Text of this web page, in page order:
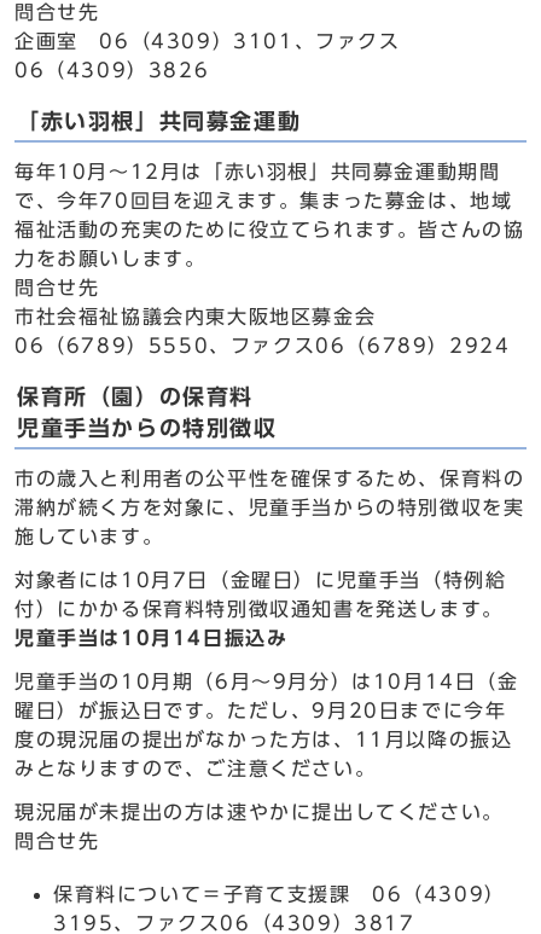
問合せ先
企画室 06（4309）3101、ファクス
06（4309）3826
「赤い羽根」共同募金運動
毎年10月～12月は「赤い羽根」共同募金運動期間
で、今年70回目を迎えます。集まった募金は、地域
福祉活動の充実のために役立てられます。皆さんの協
力をお願いします。
問合せ先
市社会福祉協議会内東大阪地区募金会
06（6789）5550、ファクス06（6789）2924
保育所（園）の保育料
児童手当からの特別徴収
市の歳入と利用者の公平性を確保するため、保育料の
滞納が続く方を対象に、児童手当からの特別徴収を実
施しています。
対象者には10月7日（金曜日）に児童手当（特例給
付）にかかる保育料特別徴収通知書を発送します。
児童手当は10月14日振込み
児童手当の10月期（6月～9月分）は10月14日（金
曜日）が振込日です。ただし、9月20日までに今年
度の現況届の提出がなかった方は、11月以降の振込
みとなりますので、ご注意ください。
現況届が未提出の方は速やかに提出してください。
問合せ先
保育料について＝子育て支援課 06（4309）
3195、ファクス06（4309）3817